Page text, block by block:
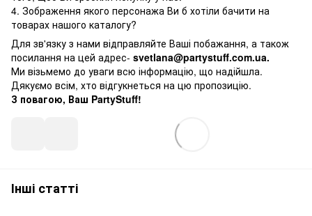
4. Зображення якого персонажа Ви б хотіли бачити на
товарах нашого каталогу?
Для зв'язку з нами відправляйте Ваші побажання, а також
посилання на цей адрес- svetlana@partystuff.com.ua.
Ми візьмемо до уваги всю інформацію, що надійшла.
Дякуємо всім, хто відгукнеться на цю пропозицію.
З повагою, Ваш PartyStuff!
Інші статті